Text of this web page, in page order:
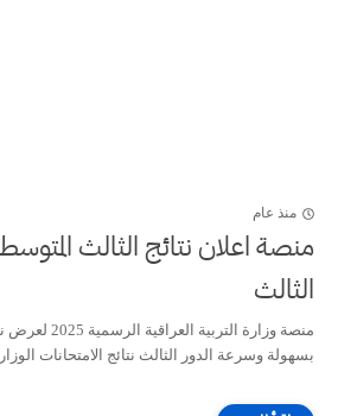
منذ عام
الثالث
منصة وزارة
بسهولة وسرعة الدور الثالث نتائج الامتحانات الوزارية